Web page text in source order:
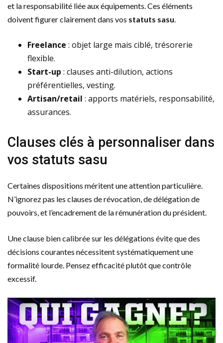
et la responsabilité liée aux équipements. Ces éléments
doivent figurer clairement dans vos statuts sasu.
Freelance : objet large mais ciblé, trésorerie
flexible.
Start-up : clauses anti-dilution, actions
préférentielles, vesting.
Artisan/retail : apports matériels, responsabilité,
assurances.
Clauses clés à personnaliser dans
vos statuts sasu
Certaines dispositions méritent une attention particulière.
N’ignorez pas les clauses de révocation, de délégation de
pouvoirs, et l’encadrement de la rémunération du président.
Une clause bien calibrée sur les délégations évite que des
décisions courantes nécessitent systématiquement une
formalité lourde. Pensez efficacité plutôt que contrôle
excessif.